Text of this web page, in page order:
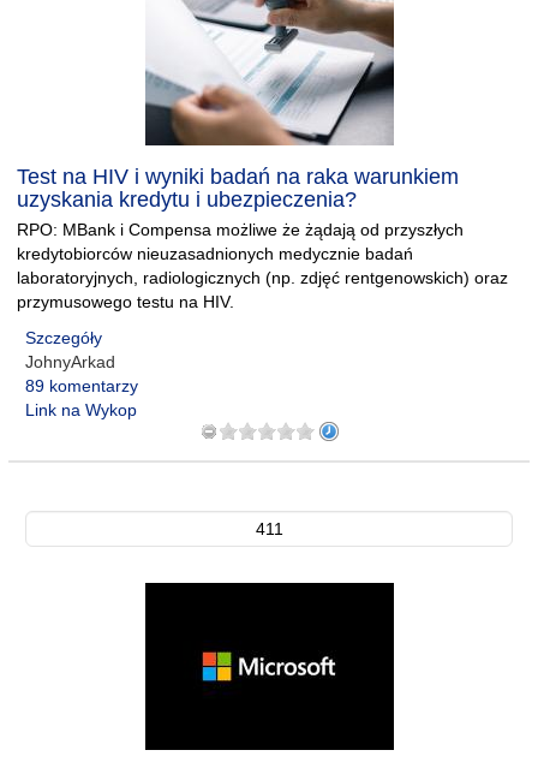
Test na HIV i wyniki badań na raka warunkiem
uzyskania kredytu i ubezpieczenia?
RPO: MBank i Compensa możliwe że żądają od przyszłych
kredytobiorców nieuzasadnionych medycznie badań
laboratoryjnych, radiologicznych (np. zdjęć rentgenowskich) oraz
przymusowego testu na HIV.
Szczegóły
JohnyArkad
89 komentarzy
Link na Wykop
411